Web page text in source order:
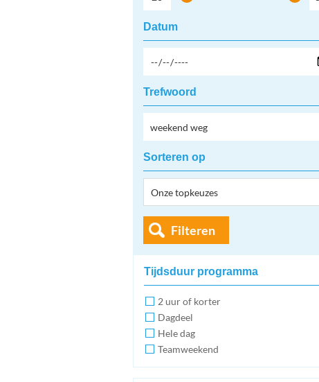
Datum
Trefwoord
Sorteren op
Filteren
Tijdsduur programma
2 uur of korter
Dagdeel
Hele dag
Teamweekend